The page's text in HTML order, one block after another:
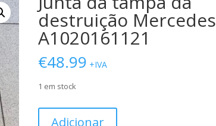
destruição Mercedes
A1020161121
€48.99 +IVA
1 em stock
Adicionar